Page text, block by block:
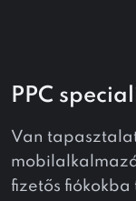
PPC
Van
fizetős